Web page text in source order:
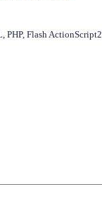
PHP, Flash ActionScript2